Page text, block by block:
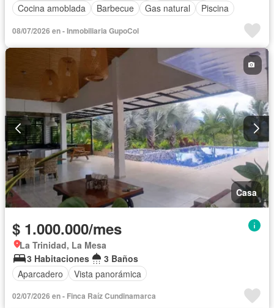
Cocina amoblada
Barbecue Gas natural Piscina
08/07/2026 en - Inmobiliaria GupoCol
Casa
$ 1.000.000/mes
La Trinidad, La Mesa
3 Habitaciones
3 Baños
Aparcadero
Vista panorámica
02/07/2026 en - Finca Raíz Cundinamarca